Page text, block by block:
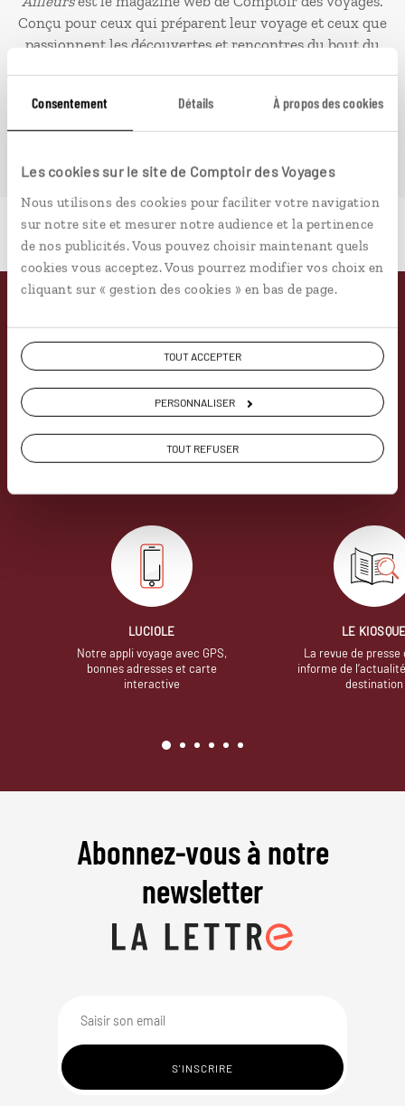
Consentement Détails À propos des cookies
Les cookies sur le site de Comptoir des Voyages
Nous utilisons des cookies pour faciliter votre navigation
sur notre site et mesurer notre audience et la pertinence
de nos publicités. Vous pouvez choisir maintenant quels
cookies vous acceptez. Vous pourrez modifier vos choix en
cliquant sur « gestion des cookies » en bas de page.
TOUT ACCEPTER
PERSONNALISER
TOUT REFUSER
Conçu pour ceux qui préparent leur voyage et ceux que
passionnent les découvertes et rencontres du bout du
Pourquoi voyager avec
nous
Soyons honnête, nous ne sommes pas les seuls
à proposer des voyages sur mesure,mais nous
avons quelques atouts qui font
LUCIOLE
Notre appli voyage avec GPS,
bonnes adresses et carte
interactive
LE
La revue de presse
informe de
destination
Abonnez-vous à notre
newsletter